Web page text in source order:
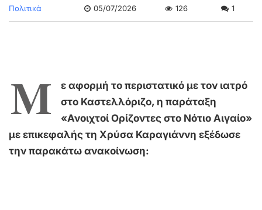
Πολιτικά 05/07/2026 126 1
Μ
ε αφορμή το περιστατικό με τον ιατρό
στο Καστελλόριζο, η παράταξη
«Ανοιχτοί Ορίζοντες στο Νότιο Αιγαίο»
με επικεφαλής τη Χρύσα Καραγιάννη εξέδωσε
την παρακάτω ανακοίνωση: